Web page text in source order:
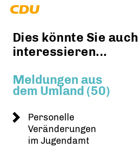
Dies könnte Sie auch
interessieren...
Meldungen aus
dem Umland (50)
Personelle
Veränderungen
im Jugendamt